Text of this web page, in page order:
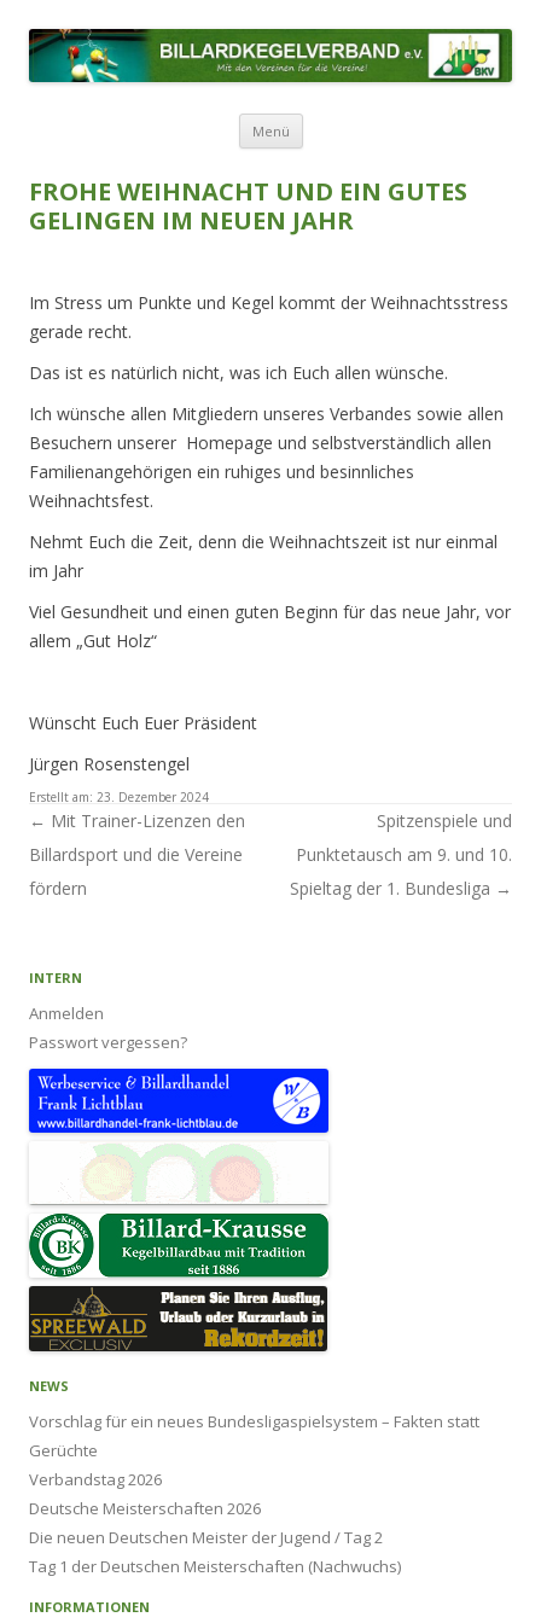
Menü Zum Inhalt springen
FROHE WEIHNACHT UND EIN GUTES
GELINGEN IM NEUEN JAHR
Im Stress um Punkte und Kegel kommt der Weihnachtsstress
gerade recht.
Das ist es natürlich nicht, was ich Euch allen wünsche.
Ich wünsche allen Mitgliedern unseres Verbandes sowie allen
Besuchern unserer Homepage und selbstverständlich allen
Familienangehörigen ein ruhiges und besinnliches
Weihnachtsfest.
Nehmt Euch die Zeit, denn die Weihnachtszeit ist nur einmal
im Jahr
Viel Gesundheit und einen guten Beginn für das neue Jahr, vor
allem „Gut Holz“
Wünscht Euch Euer Präsident
Jürgen Rosenstengel
Erstellt am: 23. Dezember 2024
Artikel-Navigation
← Mit Trainer-Lizenzen den
Billardsport und die Vereine
fördern
Spitzenspiele und
Punktetausch am 9. und 10.
Spieltag der 1. Bundesliga →
INTERN
Anmelden
Passwort vergessen?
NEWS
Vorschlag für ein neues Bundesligaspielsystem – Fakten statt
Gerüchte
Verbandstag 2026
Deutsche Meisterschaften 2026
Die neuen Deutschen Meister der Jugend / Tag 2
Tag 1 der Deutschen Meisterschaften (Nachwuchs)
INFORMATIONEN